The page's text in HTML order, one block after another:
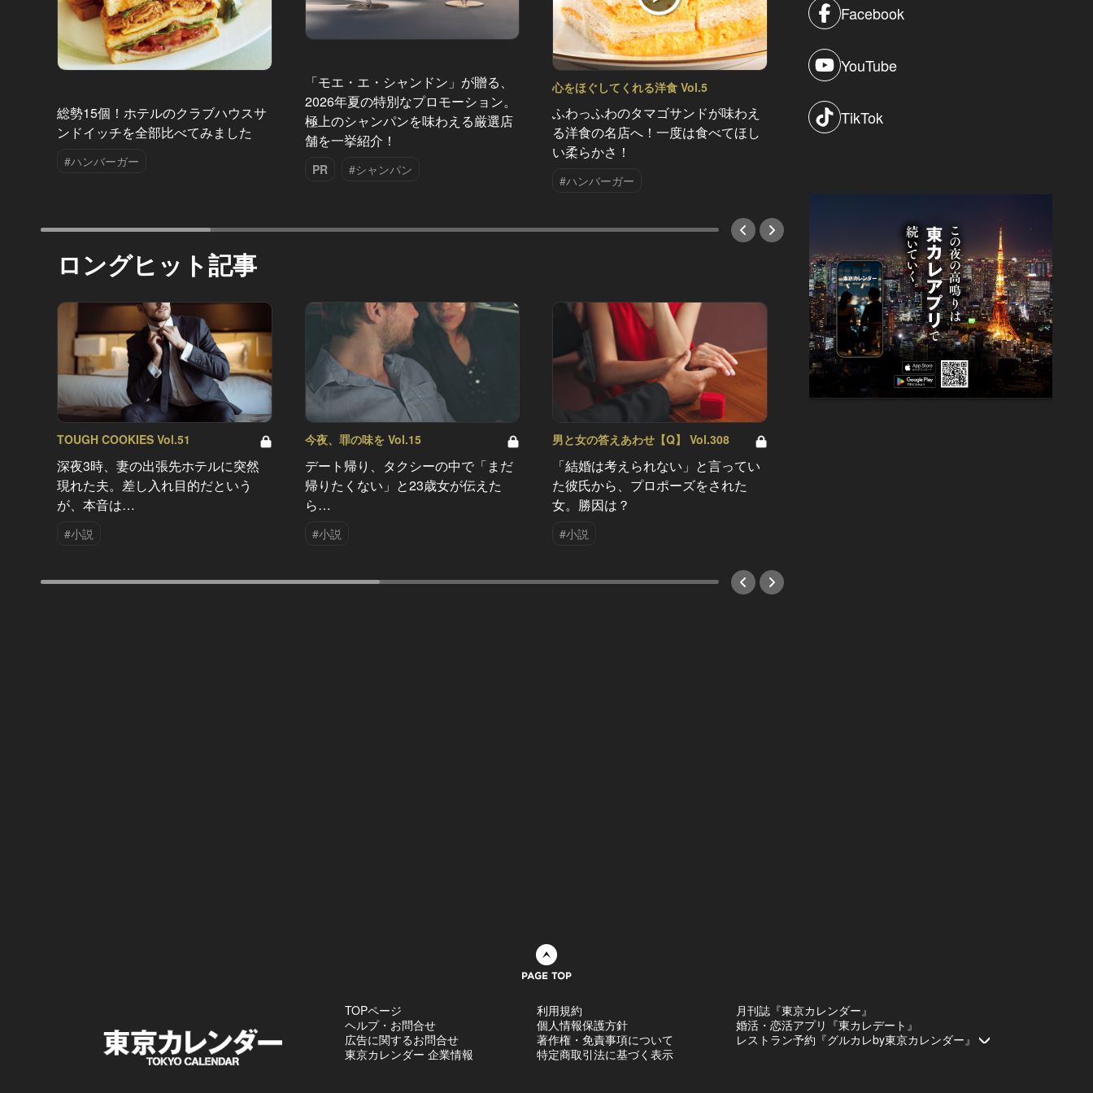
総勢15個！ホテルのクラブハウスサ
ンドイッチを全部比べてみました
#ハンバーガー
「モエ・エ・シャンドン」が贈る、
2026年夏の特別なプロモーション。
極上のシャンパンを味わえる厳選店
舗を一挙紹介！
PR #シャンパン
心をほぐしてくれる洋食 Vol.5
ふわっふわのタマゴサンドが味わえ
る洋食の名店へ！一度は食べてほし
い柔らかさ！
#ハンバーガー
もはやジャンクフードじゃない！女
子にも大人気のヘルシーバーガー＆
ロングヒット記事
TOUGH COOKIES Vol.51
深夜3時、妻の出張先ホテルに突然
現れた夫。差し入れ目的だという
が、本音は…
#小説
今夜、罪の味を Vol.15
デート帰り、タクシーの中で「まだ
帰りたくない」と23歳女が伝えた
ら…
#小説
男と女の答えあわせ【Q】 Vol.308
「結婚は考えられない」と言ってい
た彼氏から、プロポーズをされた
女。勝因は？
#小説
Facebook
YouTube
TikTok
TOPページ
ヘルプ・お問合せ
広告に関するお問合せ
東京カレンダー 企業情報
利用規約
個人情報保護方針
著作権・免責事項について
特定商取引法に基づく表示
月刊誌『東京カレンダー』
婚活・恋活アプリ『東カレデート』
レストラン予約『グルカレby東京カレンダー』